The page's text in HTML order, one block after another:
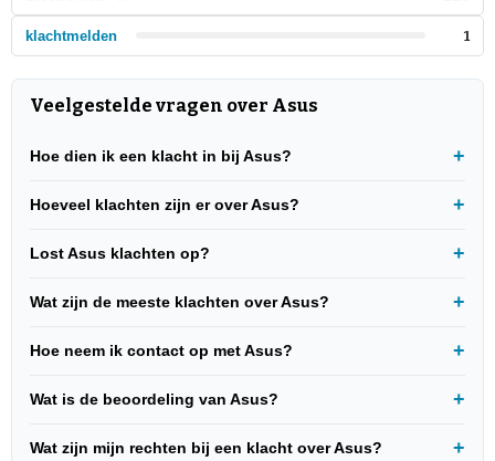
klachtmelden 1
Veelgestelde vragen over Asus
Hoe dien ik een klacht in bij Asus?
Hoeveel klachten zijn er over Asus?
Lost Asus klachten op?
Wat zijn de meeste klachten over Asus?
Hoe neem ik contact op met Asus?
Wat is de beoordeling van Asus?
Wat zijn mijn rechten bij een klacht over Asus?